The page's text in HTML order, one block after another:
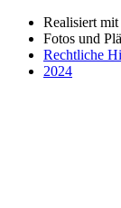
Realisiert mit
Fotos und
Rechtliche
2024